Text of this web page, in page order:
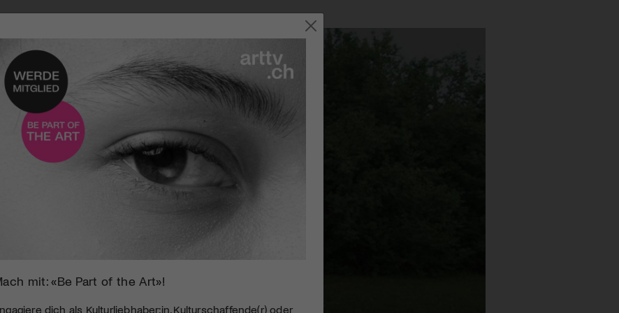
mit: «Be Part of the Art»!
dich als Kulturliebhaber:in, Kulturschaffende(r) oder